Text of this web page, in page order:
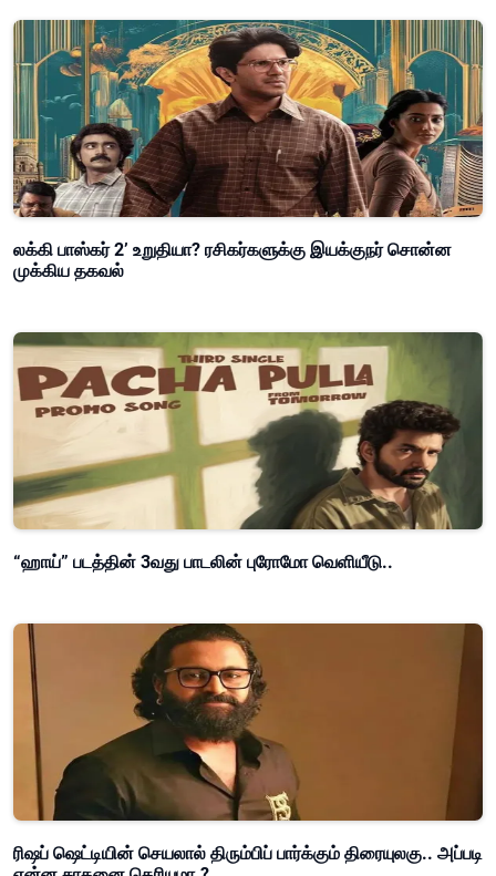
லக்கி பாஸ்கர் 2’ உறுதியா? ரசிகர்களுக்கு இயக்குநர் சொன்ன
முக்கிய தகவல்
“ஹாய்” படத்தின் 3வது பாடலின் புரோமோ வெளியீடு..
ரிஷப் ஷெட்டியின் செயலால் திரும்பிப் பார்க்கும் திரையுலகு.. அப்படி